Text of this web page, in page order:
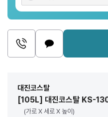
대진코스탈
[105L] 대진코스탈 KS-
(가로 X 세로 X 높이)